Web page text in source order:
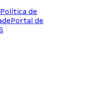
Política de
Portal de